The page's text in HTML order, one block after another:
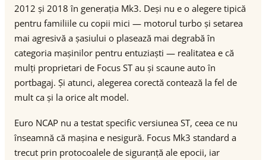
2012 și 2018 în generația Mk3. Deși nu e o alegere tipică
pentru familiile cu copii mici — motorul turbo și setarea
mai agresivă a șasiului o plasează mai degrabă în
categoria mașinilor pentru entuziaști — realitatea e că
mulți proprietari de Focus ST au și scaune auto în
portbagaj. Și atunci, alegerea corectă contează la fel de
mult ca și la orice alt model.
Euro NCAP nu a testat specific versiunea ST, ceea ce nu
înseamnă că mașina e nesigură. Focus Mk3 standard a
trecut prin protocoalele de siguranță ale epocii, iar